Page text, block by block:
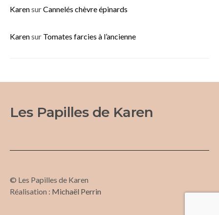
KarensurCannelés chèvre épinards
Karensur Tomates farcies à l’ancienne
Les Papilles de Karen
© Les Papilles de Karen
Réalisation : Michaël Perrin